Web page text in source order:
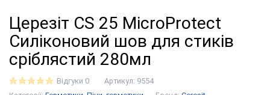
Церезіт CS 25 MicroProtect
Силіконовий шов для стиків
сріблястий 280мл
Відгуки 0 Артикул: 9554